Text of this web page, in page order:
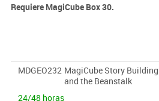
Requiere MagiCube Box 30.
· Favorece el desarrollo de la
MDGEO232 MagiCube Story
and the Beanstalk
24/48 horas